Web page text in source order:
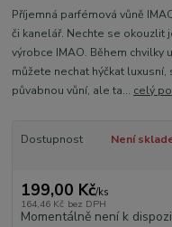
Příjemná parfémová vůně
či kanelář. Nechte se okouzlit
výrobce IMAO. Během
můžete nechat hýčkat
půvabnou vůní, ale ta... celý
Dostupnost Není
199,00 Kč/ks
164,46 Kč bez DPH
Momentálně není k